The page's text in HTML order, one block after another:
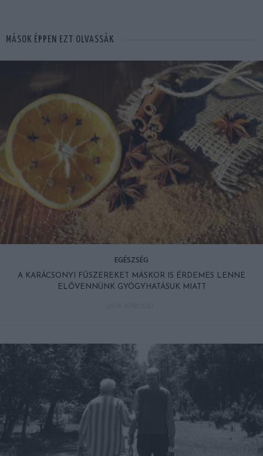
MÁSOK ÉPPEN EZT OLVASSÁK
EGÉSZSÉG
A KARÁCSONYI FŰSZEREKET MÁSKOR IS ÉRDEMES LENNE
ELŐVENNÜNK GYÓGYHATÁSUK MIATT